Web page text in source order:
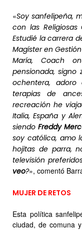
«Soy sanfelipeña,
con las Religiosas
Estudié la carrera
Magíster en
María, Coach
pensionada, signo
ochentera,
terapias de
recreación he
Italia, España y
siendoFreddy
soy católica, amo
hojitas de parra,
televisión
veo?», comentó
MUJER DE RETOS
Esta política
ciudad, de comuna